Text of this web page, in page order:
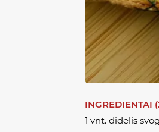
INGREDIENTAI
1 vnt. didelis